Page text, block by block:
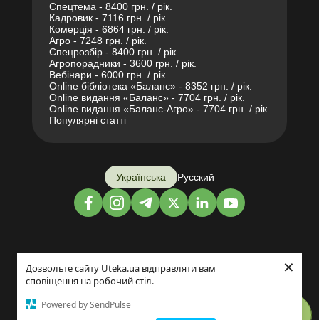
Дозвольте сайту Uteka.ua відправляти вам
сповіщення на робочий стіл.
Powered by SendPulse
×
Спецтема - 8400 грн. / рік.
Кадровик - 7116 грн. / рік.
Комерція - 6864 грн. / рік.
Агро - 7248 грн. / рік.
Спецрозбір - 8400 грн. / рік.
Агропорадники - 3600 грн. / рік.
Вебінари - 6000 грн. / рік.
Online бібліотека «Баланс» - 8352 грн. / рік.
Online видання «Баланс» - 7704 грн. / рік.
Online видання «Баланс-Агро» - 7704 грн. / рік.
Популярні статті
Українська Русский
Дизайн і розробка: